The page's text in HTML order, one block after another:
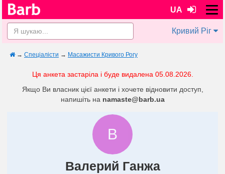
UA
Кривий Ріг
→ Спеціалісти → Масажисти Кривого Рогу
Ця анкета застаріла і буде видалена 05.08.2026.
Якщо Ви власник цієї анкети і хочете відновити доступ,
напишіть на namaste@barb.ua
В
Валерий Ганжа